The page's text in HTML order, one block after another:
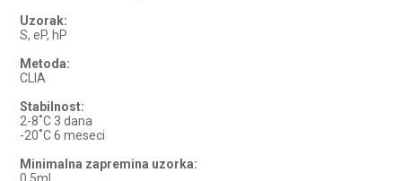
Uzorak:
S, eP, hP
Metoda:
CLIA
Stabilnost:
2-8˚C 3 dana
-20˚C 6 meseci
Minimalna zapremina uzorka: